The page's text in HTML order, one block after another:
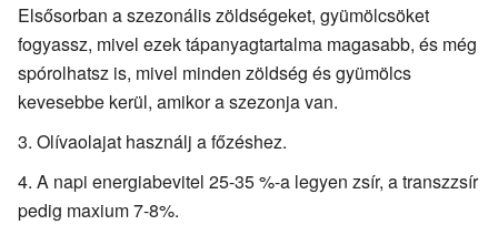
Elsősorban a szezonális zöldségeket, gyümölcsöket
fogyassz, mivel ezek tápanyagtartalma magasabb, és még
spórolhatsz is, mivel minden zöldség és gyümölcs
kevesebbe kerül, amikor a szezonja van.
Olívaolajat használj a főzéshez.
A napi energiabevitel 25-35 %-a legyen zsír, a transzzsír
pedig maxium 7-8%.